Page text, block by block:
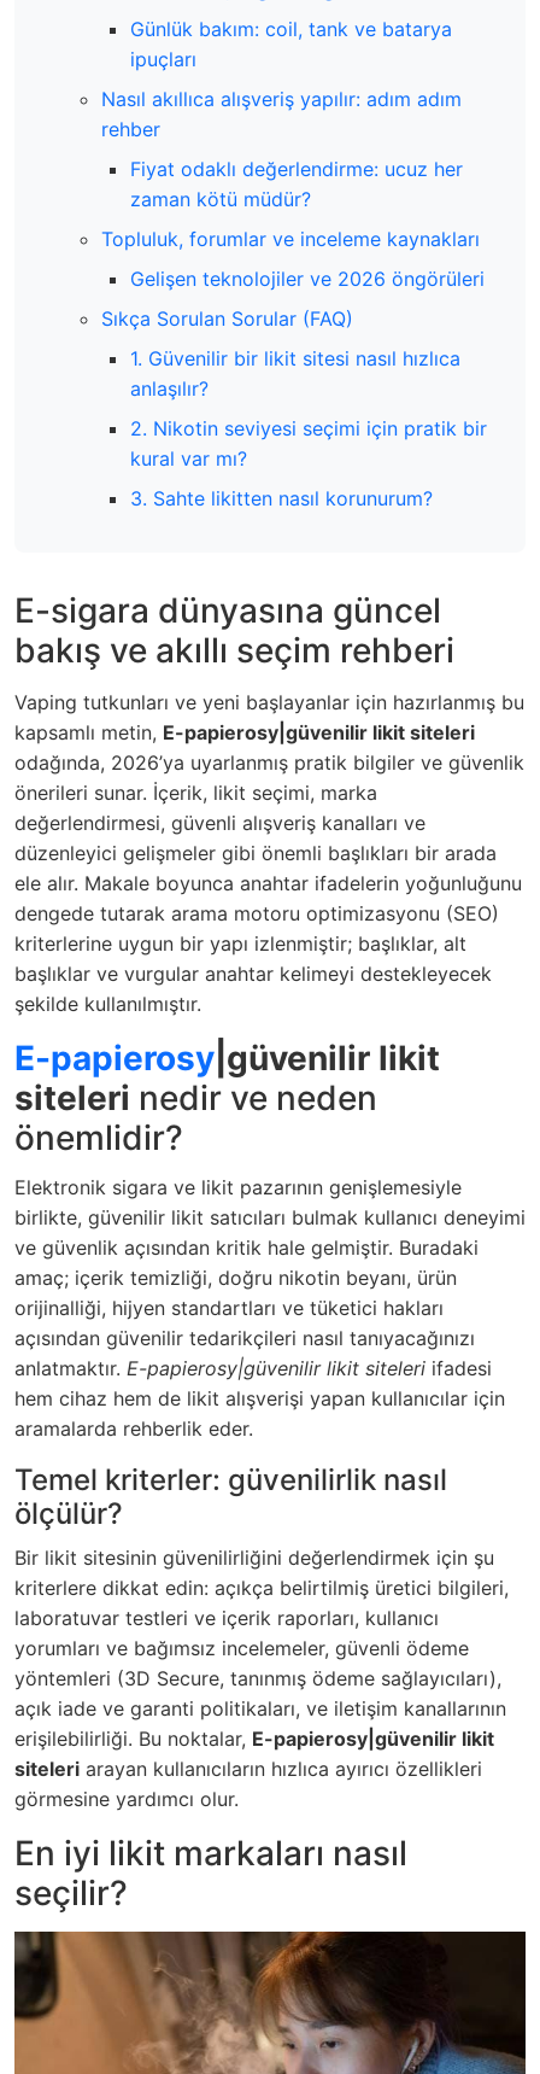
Günlük bakım: coil, tank ve batarya
ipuçları
Nasıl akıllıca alışveriş yapılır: adım adım
rehber
Fiyat odaklı değerlendirme: ucuz her
zaman kötü müdür?
Topluluk, forumlar ve inceleme kaynakları
Gelişen teknolojiler ve 2026 öngörüleri
Sıkça Sorulan Sorular (FAQ)
1. Güvenilir bir likit sitesi nasıl hızlıca
anlaşılır?
2. Nikotin seviyesi seçimi için pratik bir
kural var mı?
3. Sahte likitten nasıl korunurum?
E-sigara dünyasına güncel
bakış ve akıllı seçim rehberi
Vaping tutkunları ve yeni başlayanlar için hazırlanmış bu
kapsamlı metin, E-papierosy|güvenilir likit siteleri
odağında, 2026’ya uyarlanmış pratik bilgiler ve güvenlik
önerileri sunar. İçerik, likit seçimi, marka
değerlendirmesi, güvenli alışveriş kanalları ve
düzenleyici gelişmeler gibi önemli başlıkları bir arada
ele alır. Makale boyunca anahtar ifadelerin yoğunluğunu
dengede tutarak arama motoru optimizasyonu (SEO)
kriterlerine uygun bir yapı izlenmiştir; başlıklar, alt
başlıklar ve vurgular anahtar kelimeyi destekleyecek
şekilde kullanılmıştır.
E-papierosy |güvenilir likit
siteleri nedir ve neden
önemlidir?
Elektronik sigara ve likit pazarının genişlemesiyle
birlikte, güvenilir likit satıcıları bulmak kullanıcı deneyimi
ve güvenlik açısından kritik hale gelmiştir. Buradaki
amaç; içerik temizliği, doğru nikotin beyanı, ürün
orijinalliği, hijyen standartları ve tüketici hakları
açısından güvenilir tedarikçileri nasıl tanıyacağınızı
anlatmaktır. E-papierosy|güvenilir likit siteleri ifadesi
hem cihaz hem de likit alışverişi yapan kullanıcılar için
aramalarda rehberlik eder.
Temel kriterler: güvenilirlik nasıl
ölçülür?
Bir likit sitesinin güvenilirliğini değerlendirmek için şu
kriterlere dikkat edin: açıkça belirtilmiş üretici bilgileri,
laboratuvar testleri ve içerik raporları, kullanıcı
yorumları ve bağımsız incelemeler, güvenli ödeme
yöntemleri (3D Secure, tanınmış ödeme sağlayıcıları),
açık iade ve garanti politikaları, ve iletişim kanallarının
erişilebilirliği. Bu noktalar, E-papierosy|güvenilir likit
siteleri arayan kullanıcıların hızlıca ayırıcı özellikleri
görmesine yardımcı olur.
En iyi likit markaları nasıl
seçilir?